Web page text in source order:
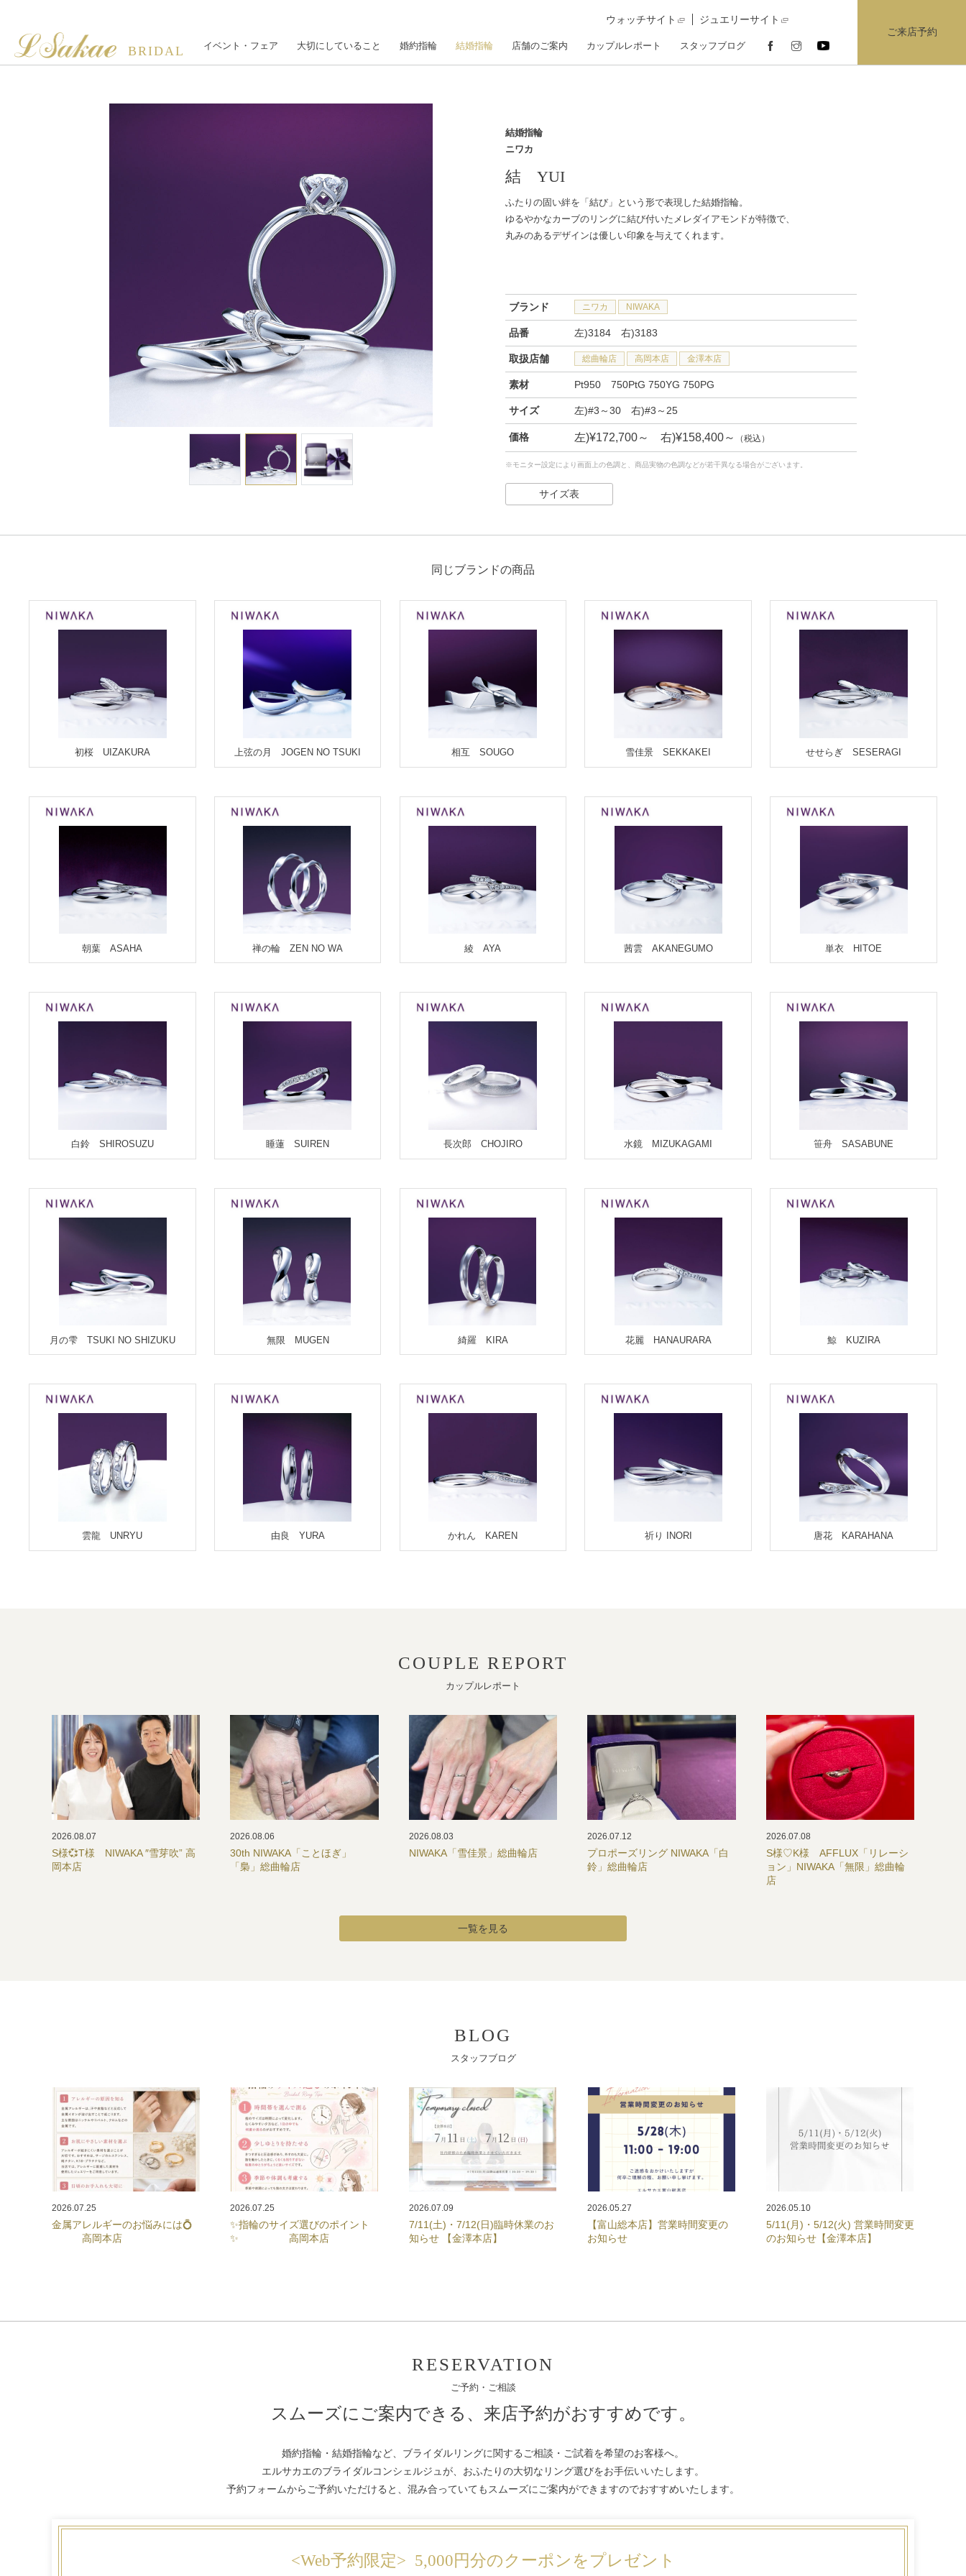
BRIDAL
ウォッチサイト ジュエリーサイト
イベント・フェア 大切にしていること 婚約指輪 結婚指輪 店舗のご案内 カップルレポート スタッフブログ
ご来店予約
結婚指輪
ニワカ
結 YUI
ふたりの固い絆を「結び」という形で表現した結婚指輪。
ゆるやかなカーブのリングに結び付いたメレダイアモンドが特徴で、
丸みのあるデザインは優しい印象を与えてくれます。
ブランド ニワカ NIWAKA
品番 左)3184 右)3183
取扱店舗 総曲輪店 高岡本店 金澤本店
素材 Pt950 750PtG 750YG 750PG
サイズ 左)#3～30 右)#3～25
価格 左)¥172,700～ 右)¥158,400～ （税込）
※モニター設定により画面上の色調と、商品実物の色調などが若干異なる場合がございます。
サイズ表
同じブランドの商品
初桜 UIZAKURA 上弦の月 JOGEN NO TSUKI 相互 SOUGO 雪佳景 SEKKAKEI せせらぎ SESERAGI
朝葉 ASAHA 禅の輪 ZEN NO WA 綾 AYA 茜雲 AKANEGUMO 単衣 HITOE
白鈴 SHIROSUZU 睡蓮 SUIREN 長次郎 CHOJIRO 水鏡 MIZUKAGAMI 笹舟 SASABUNE
月の雫 TSUKI NO SHIZUKU 無限 MUGEN 綺羅 KIRA 花麗 HANAURARA 鯨 KUZIRA
雲龍 UNRYU 由良 YURA かれん KAREN 祈り INORI 唐花 KARAHANA
COUPLE REPORT
カップルレポート
2026.08.07
S様💞T様 NIWAKA ″雪芽吹” 高
岡本店
2026.08.06
30th NIWAKA「ことほぎ」
「梟」総曲輪店
2026.08.03
NIWAKA「雪佳景」総曲輪店
2026.07.12
プロポーズリング NIWAKA「白
鈴」総曲輪店
2026.07.08
S様♡K様 AFFLUX「リレーシ
ョン」NIWAKA「無限」総曲輪
店
一覧を見る
BLOG
スタッフブログ
2026.07.25
金属アレルギーのお悩みには💍
高岡本店
2026.07.25
✨指輪のサイズ選びのポイント
✨ 高岡本店
2026.07.09
7/11(土)・7/12(日)臨時休業のお
知らせ 【金澤本店】
2026.05.27
【富山総本店】営業時間変更の
お知らせ
2026.05.10
5/11(月)・5/12(火) 営業時間変更
のお知らせ【金澤本店】
RESERVATION
ご予約・ご相談
スムーズにご案内できる、 来店予約がおすすめです。
婚約指輪・結婚指輪など、ブライダルリングに関するご相談・ご試着を希望のお客様へ。
エルサカエのブライダルコンシェルジュが、おふたりの大切なリング選びをお手伝いいたします。
予約フォームからご予約いただけると、混み合っていてもスムーズにご案内ができますのでおすすめいたします。
<Web予約限定> 5,000円分のクーポンをプレゼント